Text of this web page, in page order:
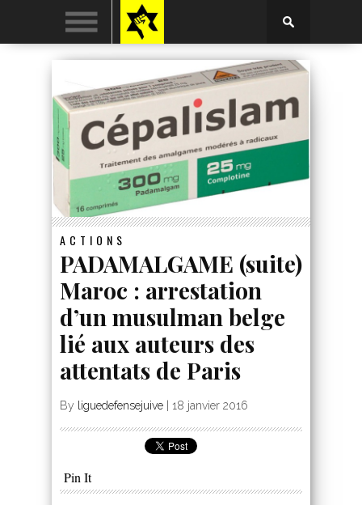
ACTIONS
PADAMALGAME (suite)
Maroc : arrestation
d’un musulman belge
lié aux auteurs des
attentats de Paris
By liguedefensejuive 18 janvier 2016
Pin It